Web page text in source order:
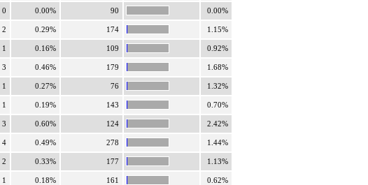
0 0.00% 90 0.00%
2 0.29% 174 1.15%
1 0.16% 109 0.92%
3 0.46% 179 1.68%
1 0.27% 76 1.32%
1 0.19% 143 0.70%
3 0.60% 124 2.42%
4 0.49% 278 1.44%
2 0.33% 177 1.13%
1 0.18% 161 0.62%